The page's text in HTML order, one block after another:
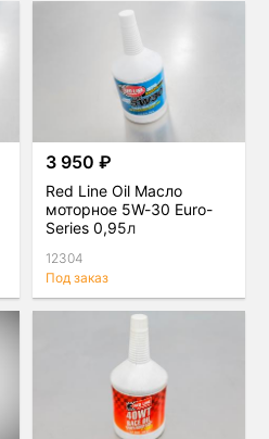
3 950 ₽
Red Line Oil Масло
моторное 5W-30 Euro-
Series 0,95л
12304
Под заказ